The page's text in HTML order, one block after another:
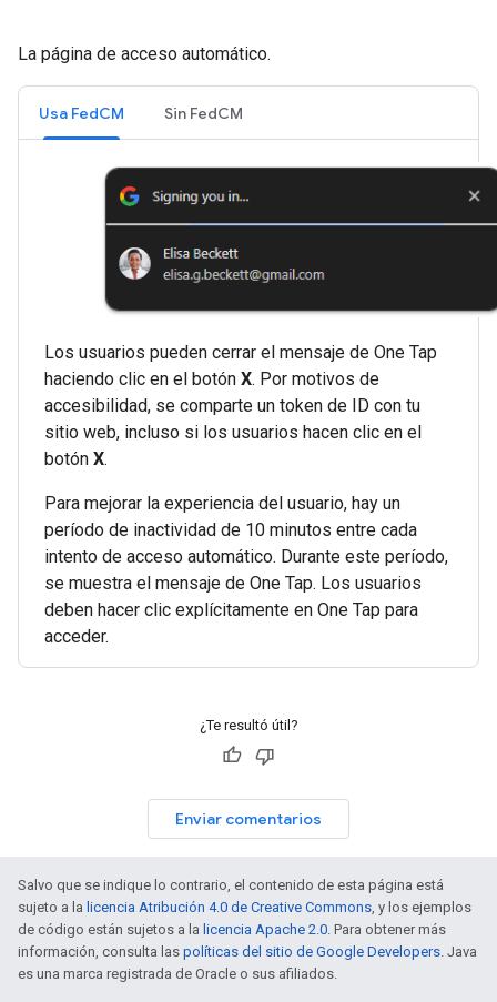
La página de acceso automático.
Usa FedCM Sin FedCM
Los usuarios pueden cerrar el mensaje de One Tap
haciendo clic en el botón X. Por motivos de
accesibilidad, se comparte un token de ID con tu
sitio web, incluso si los usuarios hacen clic en el
botón X.
Para mejorar la experiencia del usuario, hay un
período de inactividad de 10 minutos entre cada
intento de acceso automático. Durante este período,
se muestra el mensaje de One Tap. Los usuarios
deben hacer clic explícitamente en One Tap para
acceder.
¿Te resultó útil?
Enviar comentarios
Salvo que se indique lo contrario, el contenido de esta página está
sujeto a la licencia Atribución 4.0 de Creative Commons , y los ejemplos
de código están sujetos a la licencia Apache 2.0 . Para obtener más
información, consulta las políticas del sitio de Google Developers . Java
es una marca registrada de Oracle o sus afiliados.